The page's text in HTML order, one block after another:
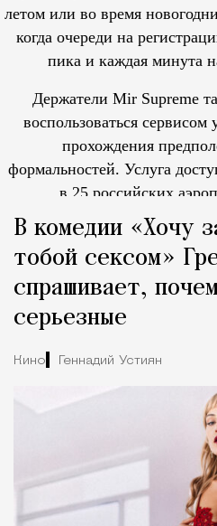
летом или во время
когда очереди на
пика и каждая минута
Держатели Mir Supreme
воспользоваться сервисом
прохождения
формальностей. Услуга
в 25 российских
В комедии «Хочу
тобой сексом»
спрашивает,
серьезные
Кино Геннадий Устиян